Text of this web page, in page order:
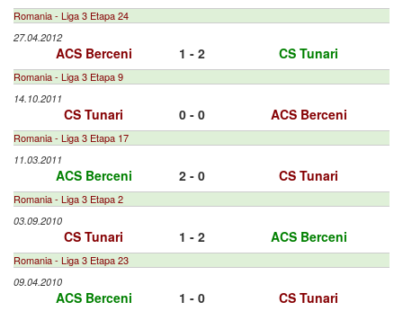
Romania - Liga 3 Etapa 24
27.04.2012
ACS Berceni 1 - 2 CS Tunari
Romania - Liga 3 Etapa 9
14.10.2011
CS Tunari 0 - 0 ACS Berceni
Romania - Liga 3 Etapa 17
11.03.2011
ACS Berceni 2 - 0 CS Tunari
Romania - Liga 3 Etapa 2
03.09.2010
CS Tunari 1 - 2 ACS Berceni
Romania - Liga 3 Etapa 23
09.04.2010
ACS Berceni 1 - 0 CS Tunari